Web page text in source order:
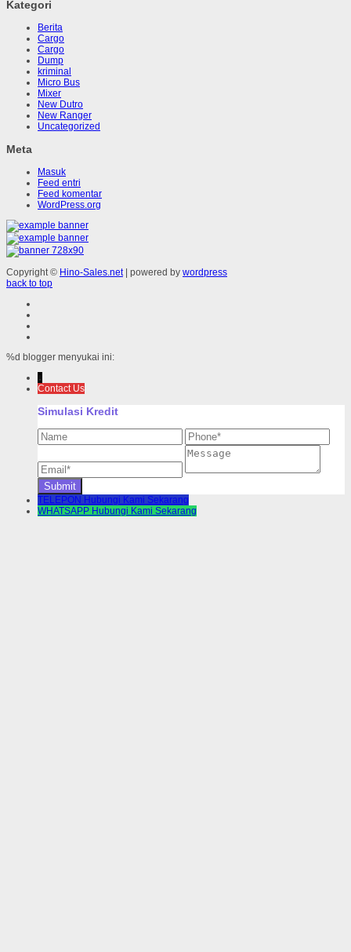
Kategori
Berita
Cargo
Cargo
Dump
kriminal
Micro Bus
Mixer
New Dutro
New Ranger
Uncategorized
Meta
Masuk
Feed entri
Feed komentar
WordPress.org
Copyright © Hino-Sales.net| powered by wordpress
back to top
%d blogger menyukai ini:
↓
Contact Us
Simulasi Kredit
TELEPON Hubungi Kami Sekarang
WHATSAPP Hubungi Kami Sekarang